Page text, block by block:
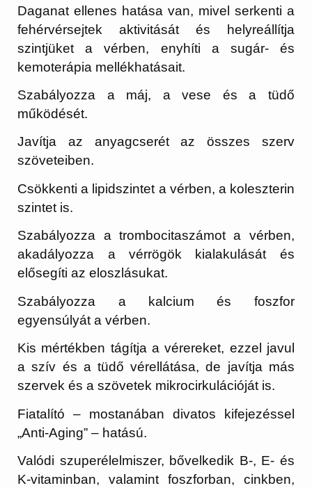
Daganat ellenes hatása van, mivel serkenti a
fehérvérsejtek aktivitását és helyreállítja
szintjüket a vérben, enyhíti a sugár- és
kemoterápia mellékhatásait.
Szabályozza a máj, a vese és a tüdő
működését.
Javítja az anyagcserét az összes szerv
szöveteiben.
Csökkenti a lipidszintet a vérben, a koleszterin
szintet is.
Szabályozza a trombocitaszámot a vérben,
akadályozza a vérrögök kialakulását és
elősegíti az eloszlásukat.
Szabályozza a kalcium és foszfor
egyensúlyát a vérben.
Kis mértékben tágítja a vérereket, ezzel javul
a szív és a tüdő vérellátása, de javítja más
szervek és a szövetek mikrocirkulációját is.
Fiatalító – mostanában divatos kifejezéssel
„Anti-Aging” – hatású.
Valódi szuperélelmiszer, bővelkedik B-, E- és
K-vitaminban, valamint foszforban, cinkben,